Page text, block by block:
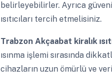
belirleyebilirler. Ayrıca
ısıtıcıları tercih etmelisiniz.
Trabzon Akçaabat kiralık
ısınma işlemi sırasında
cihazların uzun ömürlü ve